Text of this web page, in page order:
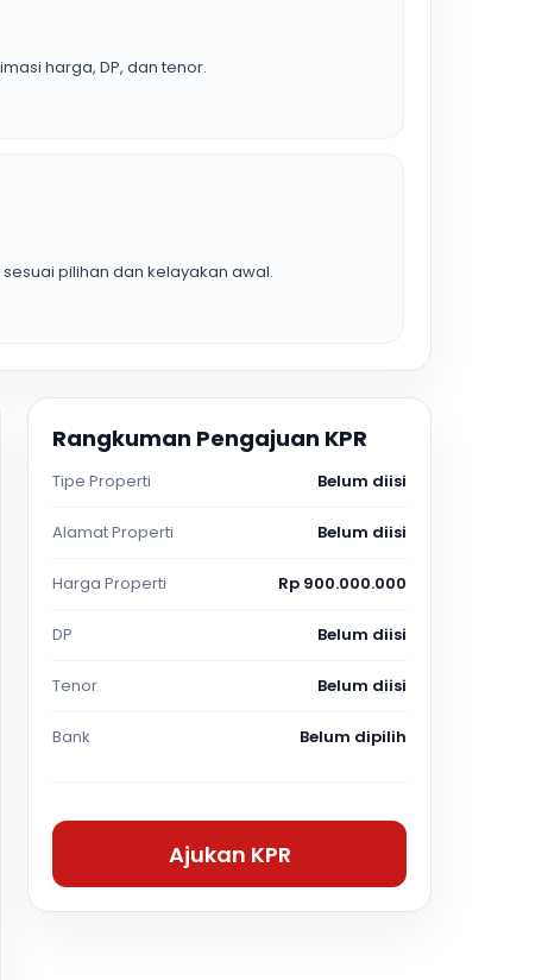
harga, DP, dan tenor.
pilihan dan kelayakan awal.
Rangkuman Pengajuan KPR
Tipe Properti Belum diisi
Alamat Properti Belum diisi
Harga Properti Rp 900.000.000
DP Belum diisi
Tenor Belum diisi
Bank Belum dipilih
Ajukan KPR